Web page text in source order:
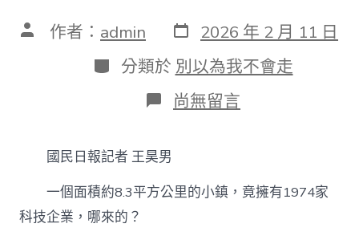
文 作者： admin 發
表
日
期
2026 年 2 月 11 日
分
類
分類於 別以為我不會走
在
〈“鎮”
經
驗
尚無留言
國民日報記者 王昊男
一個面積約8.3平方公里的小鎮，竟擁有1974家
科技企業，哪來的？